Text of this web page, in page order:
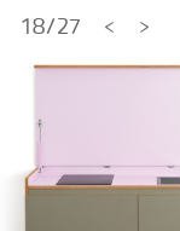
18/27 < >